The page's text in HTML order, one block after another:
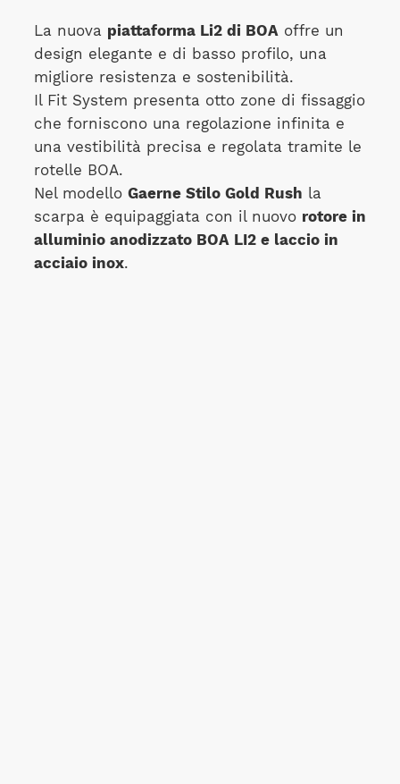
La nuova piattaforma Li2 di BOAoffre un
design elegante e di basso profilo, una
migliore resistenza e sostenibilità.
Il Fit System presenta otto zone di fissaggio
che forniscono una regolazione infinita e
una vestibilità precisa e regolata tramite le
rotelle BOA.
Nel modello Gaerne Stilo Gold Rush la
scarpa è equipaggiata con il nuovo rotore in
alluminio anodizzato BOA LI2 e laccio in
acciaio inox.